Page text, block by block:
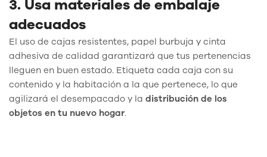
3. Usa materiales de embalaje
adecuados
El uso de cajas resistentes, papel burbuja y cinta
adhesiva de calidad garantizará que tus pertenencias
lleguen en buen estado. Etiqueta cada caja con su
contenido y la habitación a la que pertenece, lo que
agilizará el desempacado y la distribución de los
objetos en tu nuevo hogar.